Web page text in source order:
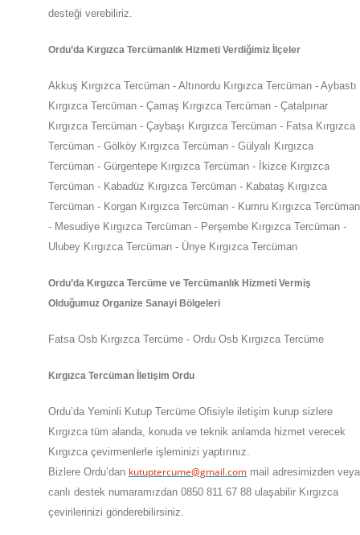
desteği verebiliriz.
Ordu’da Kırgızca Tercümanlık Hizmeti Verdiğimiz İlçeler
Akkuş Kırgızca Tercüman - Altınordu Kırgızca Tercüman - Aybastı
Kırgızca Tercüman - Çamaş Kırgızca Tercüman - Çatalpınar
Kırgızca Tercüman - Çaybaşı Kırgızca Tercüman - Fatsa Kırgızca
Tercüman - Gölköy Kırgızca Tercüman - Gülyalı Kırgızca
Tercüman - Gürgentepe Kırgızca Tercüman - İkizce Kırgızca
Tercüman - Kabadüz Kırgızca Tercüman - Kabataş Kırgızca
Tercüman - Korgan Kırgızca Tercüman - Kumru Kırgızca Tercüman
- Mesudiye Kırgızca Tercüman - Perşembe Kırgızca Tercüman -
Ulubey Kırgızca Tercüman - Ünye Kırgızca Tercüman
Ordu’da Kırgızca Tercüme ve Tercümanlık Hizmeti Vermiş
Olduğumuz Organize Sanayi Bölgeleri
Fatsa Osb Kırgızca Tercüme - Ordu Osb Kırgızca Tercüme
Kırgızca Tercüman İletişim Ordu
Ordu’da Yeminli Kutup Tercüme Ofisiyle iletişim kurup sizlere
Kırgızca tüm alanda, konuda ve teknik anlamda hizmet verecek
Kırgızca çevirmenlerle işleminizi yaptırınız.
Bizlere Ordu’dan kutuptercume@gmail.com mail adresimizden veya
canlı destek numaramızdan 0850 811 67 88 ulaşabilir Kırgızca
çevirilerinizi gönderebilirsiniz.